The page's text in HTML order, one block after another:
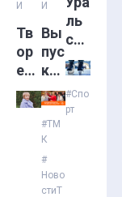
И
Тв
ор
ец
но
вог
И
Вы
пус
к
№1
5
(35
6)
#ТМ
К
#
Ново
стиТ
ль
ски
й
хок
кей
#Спо
рт